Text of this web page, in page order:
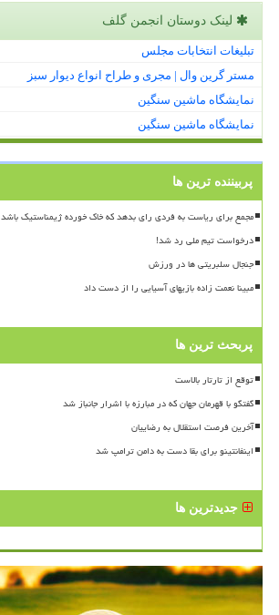
لینک دوستان انجمن گلف
تبلیغات انتخابات مجلس
مستر گرین وال | مجری و طراح انواع دیوار سبز
نمایشگاه ماشین سنگین
نمایشگاه ماشین سنگین
پربیننده ترین ها
مجمع برای ریاست به فردی رای بدهد که خاک خورده ژیمناستیک باشد
درخواست تیم ملی رد شد!
جنجال سلبریتی ها در ورزش
مبینا نعمت زاده بازیهای آسیایی را از دست داد
پربحث ترین ها
توقع از تارتار بالاست
گفتگو با قهرمان جهان که در مبارزه با اشرار جانباز شد
آخرین فرصت استقلال به رضاییان
اینفانتینو برای بقا دست به دامن ترامپ شد
جدیدترین ها